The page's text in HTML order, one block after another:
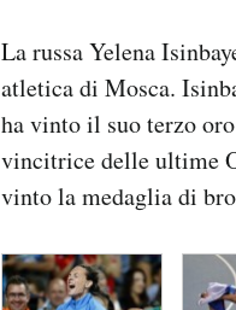
La russa Yelena
atletica di Mosca.
ha vinto il suo terzo
vincitrice delle ultime
vinto la medaglia di